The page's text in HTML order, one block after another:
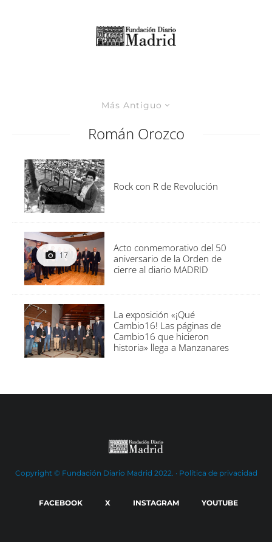
Más Antiguo
Román Orozco
Rock con R de Revolución
17
Acto conmemorativo del 50
aniversario de la Orden de
cierre al diario MADRID
La exposición «¡Qué
Cambio16! Las páginas de
Cambio16 que hicieron
historia» llega a Manzanares
Copyright © Fundación Diario Madrid 2022. · Política de privacidad
FACEBOOK X INSTAGRAM YOUTUBE